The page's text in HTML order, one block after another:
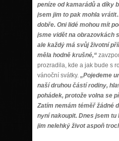
peníze od kamarádů a díky
jsem jim to pak mohla
dobře. Oni lidé mohou mít
jsme vidět na obrazovkách
ale každý má svůj životní
měla hodně krušné,“
prozradila, kde a jak bude s
vánoční svátky. „Pojedeme
naší druhou částí rodiny,
pohádek, protože volna se
Zatím nemám téměř žádné
nyní nakoupit. Dnes jsem
jim nelehký život aspoň